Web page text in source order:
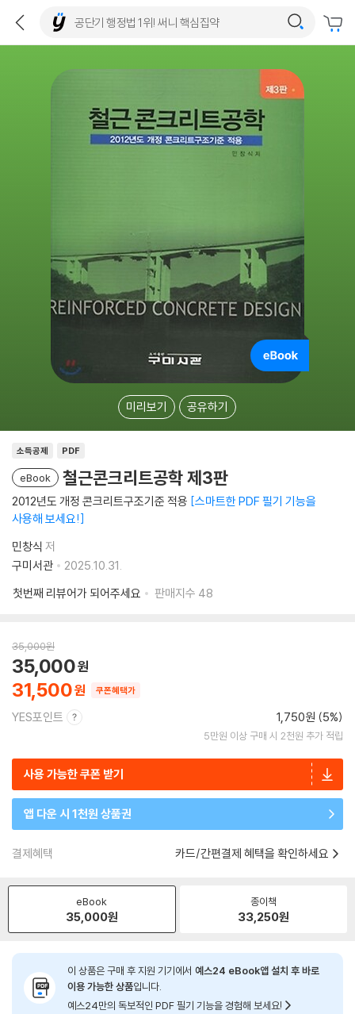
미리보기 공유하기
소득공제 PDF
eBook 철근콘크리트공학 제3판
2012년도 개정 콘크리트구조기준 적용 스마트한 PDF 필기 기능을
사용해 보세요!
민창식 저
구미서관
2025.10.31.
첫번째 리뷰어가 되어주세요
판매지수 48
35,000원
31,500
35,000
쿠폰혜택가
YES포인트 1,750원 (5%)
5만원 이상 구매 시 2천원 추가 적립
사용 가능한 쿠폰 받기
앱 다운 시 1천원 상품권
결제혜택 카드/간편결제 혜택을 확인하세요
eBook
35,000원
종이책
33,250원
이 상품은 구매 후 지원 기기에서 예스24 eBook앱 설치 후 바로
이용 가능한 상품입니다.
예스24만의 독보적인 PDF 필기 기능을 경험해 보세요!